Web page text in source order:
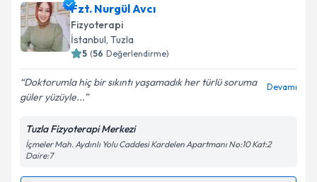
Takvim Talebini Gönder
Fzt. Ali Sovuklukiçin randevu takvimi talebi oluşturun.
Size bu uzmandan randevu almanız için bir takvim
hazırlandığında e-posta ile bilgilendireceğiz.
Kişisel verilerimin işlenmesine ilişkin
Metni'ni okudum ve kişisel verilerimin belirtilen
Fzt. Nurgül Avcı
Fizyoterapi
İstanbul, Tuzla
5 (56 Değerlendirme)
Doktorumla hiç bir sıkıntı yaşamadık her türlü soruma
güler yüzüyle...
Devamı
Tuzla Fizyoterapi Merkezi
İçmeler Mah. Aydınlı Yolu Caddesi Kardelen Apartmanı No:10 Kat:2
Daire:7